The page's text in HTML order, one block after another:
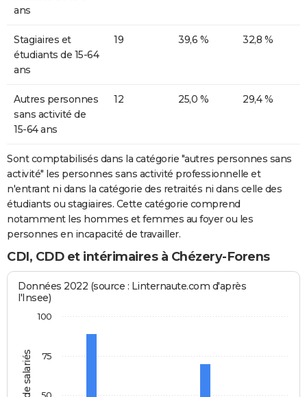
ans
Stagiaires et
étudiants de 15-64
ans
19 39,6 % 32,8 %
Autres personnes
sans activité de
15-64 ans
12 25,0 % 29,4 %
Sont comptabilisés dans la catégorie "autres personnes sans
activité" les personnes sans activité professionnelle et
n'entrant ni dans la catégorie des retraités ni dans celle des
étudiants ou stagiaires. Cette catégorie comprend
notamment les hommes et femmes au foyer ou les
personnes en incapacité de travailler.
CDI, CDD et intérimaires à Chézery-Forens
Données 2022 (source : Linternaute.com d'après
l'Insee)
75
100